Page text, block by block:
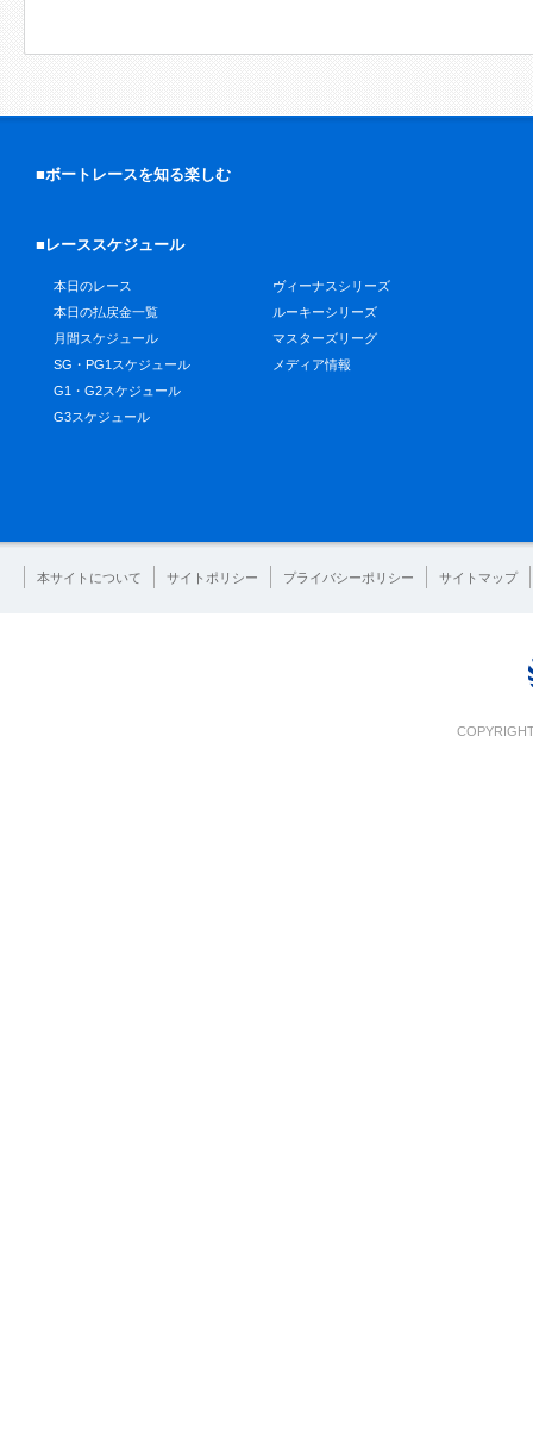
■ボートレースを知る楽しむ
■レーススケジュール
本日のレース
本日の払戻金一覧
月間スケジュール
SG・PG1スケジュール
G1・G2スケジュール
G3スケジュール
ヴィーナスシリーズ
ルーキーシリーズ
マスターズリーグ
メディア情報
本サイトについて サイトポリシー プライバシーポリシー サイトマップ